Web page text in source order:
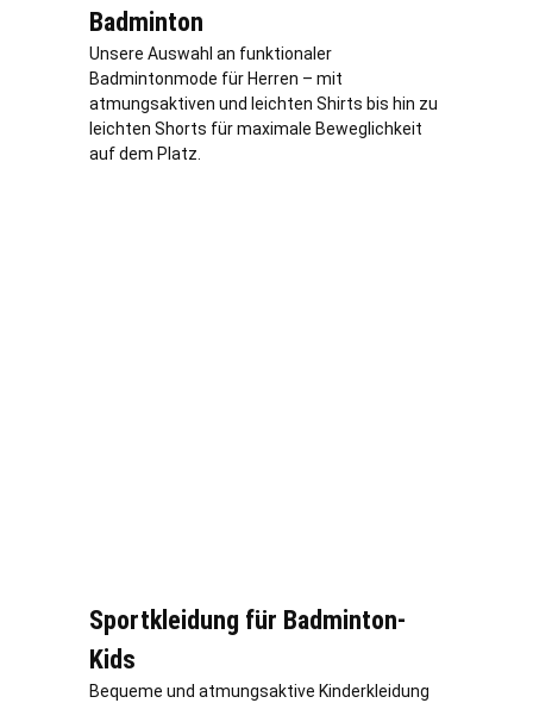
Badminton
Unsere Auswahl an funktionaler
Badmintonmode für Herren – mit
atmungsaktiven und leichten Shirts bis hin zu
leichten Shorts für maximale Beweglichkeit
auf dem Platz.
Sportkleidung für Badminton-
Kids
Bequeme und atmungsaktive Kinderkleidung